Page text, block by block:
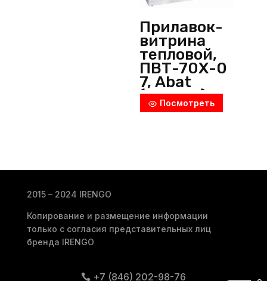
Прилавок-
витрина
тепловой,
ПВТ-70Х-0
7, Abat
(Россия)
Посмотреть
2015 – 2024 IRENGO
Копирование и размещение информации
только с согласия представительных лиц
бренда IRENGO
+7 (846) 202-98-76